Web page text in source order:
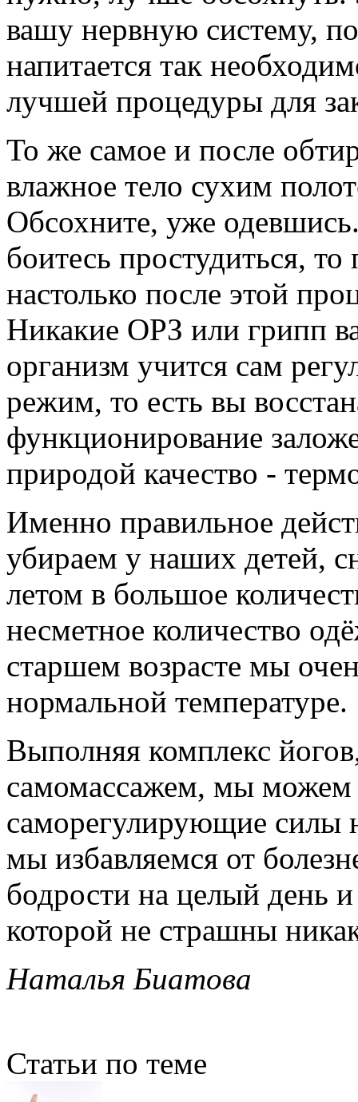
вашу нервную систему,
напитается так
лучшей процедуры для
То же самое и после
влажное тело сухим
Обсохните, уже
боитесь простудиться,
настолько после этой
Никакие ОРЗ или грипп
организм учится сам
режим, то есть вы
функционирование
природой качество -
Именно правильное
убираем у наших детей,
летом в большое
несметное количество
старшем возрасте мы
нормальной температуре.
Выполняя комплекс
самомассажем, мы можем
саморегулирующие силы
мы избавляемся от
бодрости на целый день
которой не страшны
Наталья Биатова
Статьи по теме